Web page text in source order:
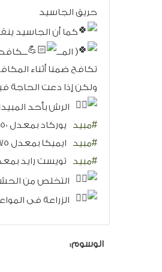
حريق الجاسيد
كما أن الجاسيد
( المـــ
تكافح ضمنا أثناء
ولكن إذا دعت الحاجة
الرش بأحد
#مبيد يوركاد بمعدل 50 سم /١٠٠ لتر ماء
#مبيد ايميكا بمعدل 75سم /100 لتر ماء
#مبيد تويست رايد بمعدل 25سم / 100
التخلص من
الزراعة فى
الوسوم: